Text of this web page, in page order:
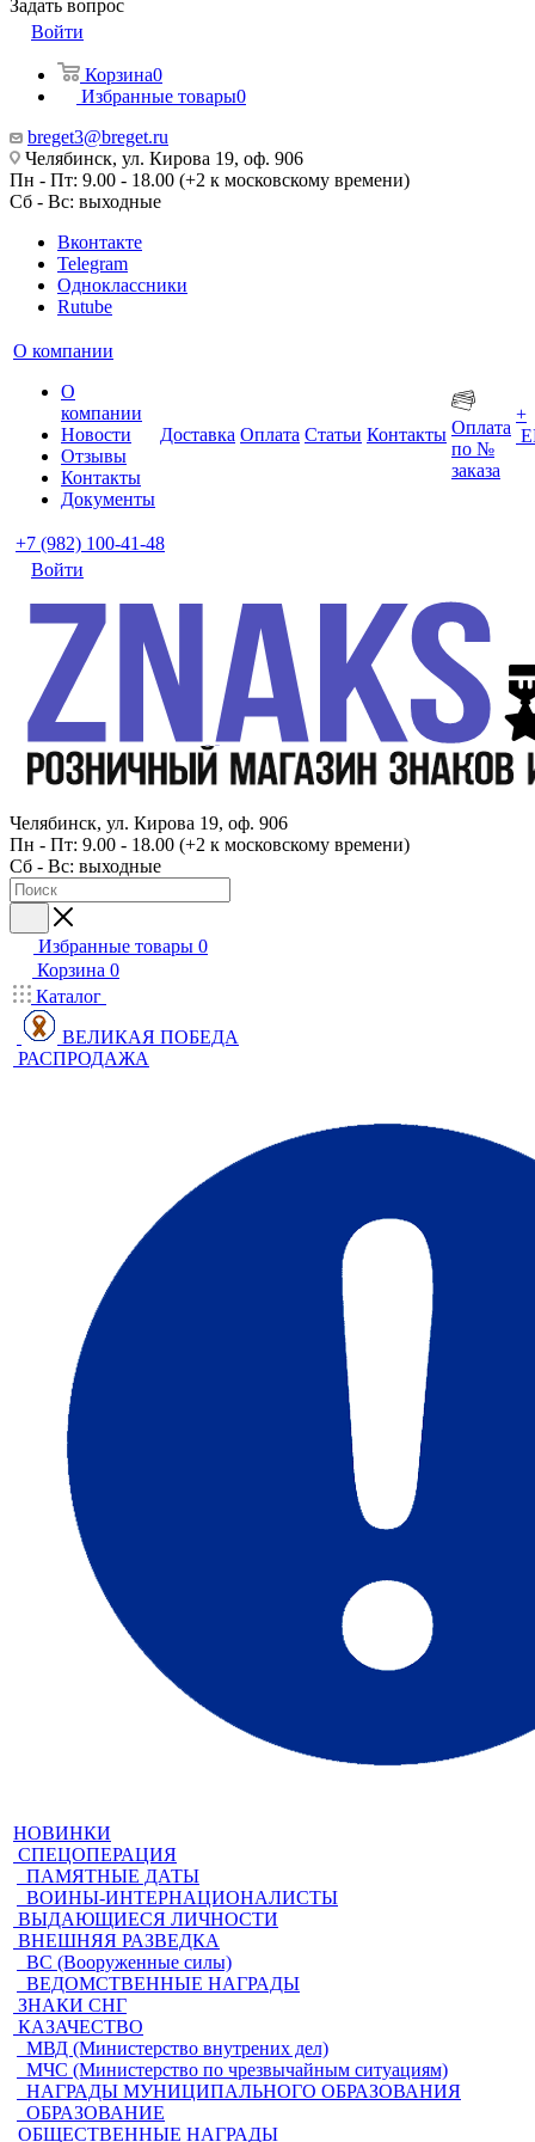
Задать вопрос
Войти
Корзина0
Избранные товары0
breget3@breget.ru
Челябинск, ул. Кирова 19, оф. 906
Пн - Пт: 9.00 - 18.00 (+2 к московскому времени)
Сб - Вс: выходные
Вконтакте
Telegram
Одноклассники
Rutube
О компании
О
компании
Новости
Отзывы
Контакты
Документы
Доставка Оплата Статьи Контакты Оплата
по №
заказа
+
+7 (982) 100-41-48
Войти
Челябинск, ул. Кирова 19, оф. 906
Пн - Пт: 9.00 - 18.00 (+2 к московскому времени)
Сб - Вс: выходные
Избранные товары 0
Корзина 0
Каталог
ВЕЛИКАЯ ПОБЕДА
РАСПРОДАЖА
НОВИНКИ
СПЕЦОПЕРАЦИЯ
ПАМЯТНЫЕ ДАТЫ
ВОИНЫ-ИНТЕРНАЦИОНАЛИСТЫ
ВЫДАЮЩИЕСЯ ЛИЧНОСТИ
ВНЕШНЯЯ РАЗВЕДКА
ВС (Вооруженные силы)
ВЕДОМСТВЕННЫЕ НАГРАДЫ
ЗНАКИ СНГ
КАЗАЧЕСТВО
МВД (Министерство внутрених дел)
МЧС (Министерство по чрезвычайным ситуациям)
НАГРАДЫ МУНИЦИПАЛЬНОГО ОБРАЗОВАНИЯ
ОБРАЗОВАНИЕ
ОБЩЕСТВЕННЫЕ НАГРАДЫ